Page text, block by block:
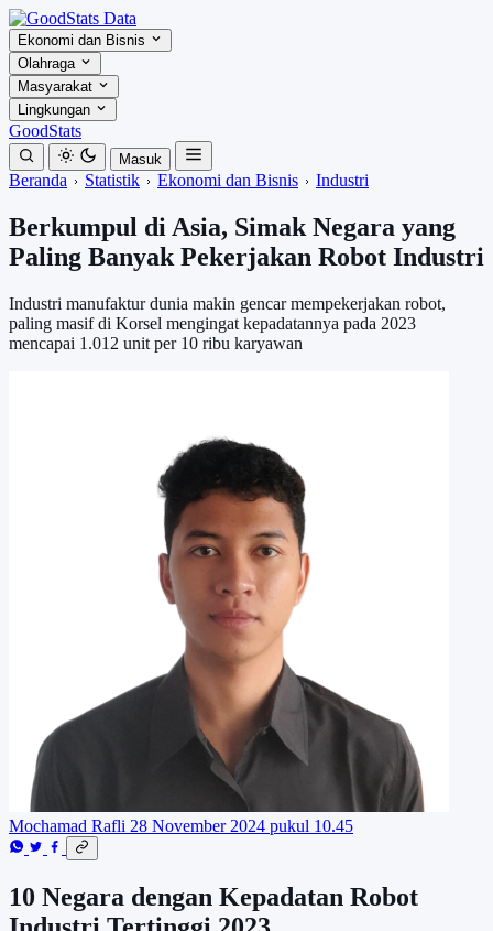
Ekonomi dan Bisnis
Olahraga
Masyarakat
Lingkungan
GoodStats
Masuk
Beranda Statistik Ekonomi dan Bisnis Industri
Berkumpul di Asia, Simak Negara yang
Paling Banyak Pekerjakan Robot Industri
Industri manufaktur dunia makin gencar mempekerjakan robot,
paling masif di Korsel mengingat kepadatannya pada 2023
mencapai 1.012 unit per 10 ribu karyawan
Mochamad Rafli 28 November 2024 pukul 10.45
10 Negara dengan Kepadatan Robot